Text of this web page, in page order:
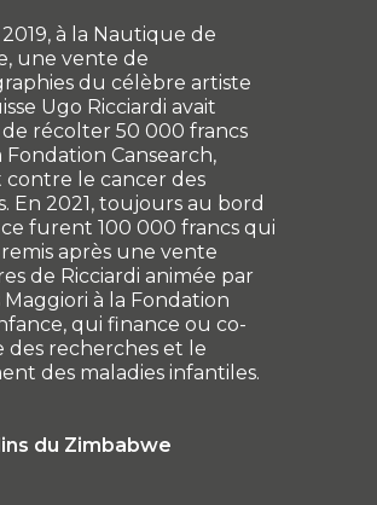
à la Nautique de
une vente de
du célèbre artiste
Ugo Ricciardi avait
de récolter 50 000 francs
Cansearch,
contre le cancer des
En 2021, toujours au bord
furent 100 000 francs qui
après une vente
de Ricciardi animée par
Maggiori à la Fondation
qui finance ou co-
des recherches et le
des maladies infantiles.
du Zimbabwe